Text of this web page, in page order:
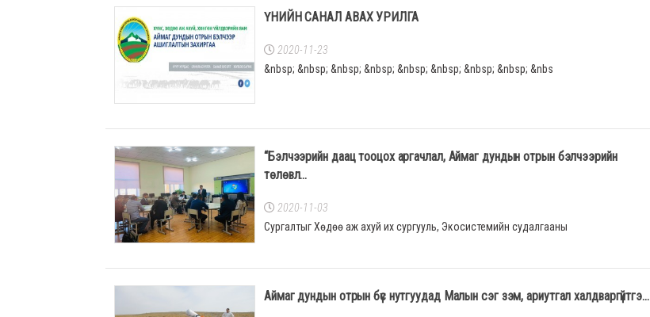
ҮНИЙН САНАЛ АВАХ УРИЛГА
2020-11-23
&nbsp; &nbsp; &nbsp; &nbsp; &nbsp; &nbsp; &nbsp; &nbsp; &nbs
“Бэлчээрийн даац тооцох аргачлал, Аймаг дундын отрын бэлчээрийн
төлөвл...
2020-11-03
Сургалтыг Хөдөө аж ахуй их сургууль, Экосистемийн судалгааны
Аймаг дундын отрын бүс нутгуудад Малын сэг зэм, ариутгал халдваргүйтгэ...